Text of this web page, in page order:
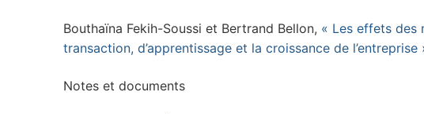
Bouthaïna Fekih-Soussi et Bertrand Bellon, « Les effets des
transaction, d’apprentissage et la croissance de l’entreprise
Notes et documents